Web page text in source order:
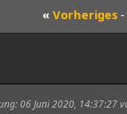
« Vorheriges -
: 06 Juni 2020, 14:37:27